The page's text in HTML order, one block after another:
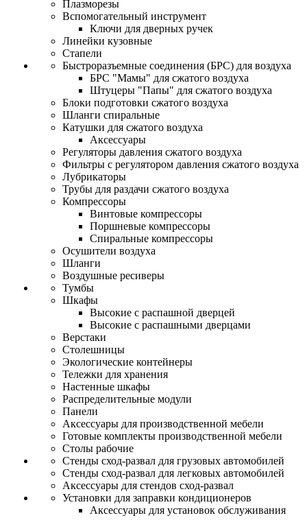
Плазморезы
Вспомогательный инструмент
Ключи для дверных ручек
Линейки кузовные
Стапели
Быстроразъемные соединения (БРС) для воздуха
БРС "Мамы" для сжатого воздуха
Штуцеры "Папы" для сжатого воздуха
Блоки подготовки сжатого воздуха
Шланги спиральные
Катушки для сжатого воздуха
Аксессуары
Регуляторы давления сжатого воздуха
Фильтры с регулятором давления сжатого воздуха
Лубрикаторы
Трубы для раздачи сжатого воздуха
Компрессоры
Винтовые компрессоры
Поршневые компрессоры
Спиральные компрессоры
Осушители воздуха
Шланги
Воздушные ресиверы
Тумбы
Шкафы
Высокие с распашной дверцей
Высокие с распашными дверцами
Верстаки
Столешницы
Экологические контейнеры
Тележки для хранения
Настенные шкафы
Распределительные модули
Панели
Аксессуары для производственной мебели
Готовые комплекты производственной мебели
Столы рабочие
Стенды сход-развал для грузовых автомобилей
Стенды сход-развал для легковых автомобилей
Аксессуары для стендов сход-развал
Установки для заправки кондиционеров
Аксессуары для установок обслуживания